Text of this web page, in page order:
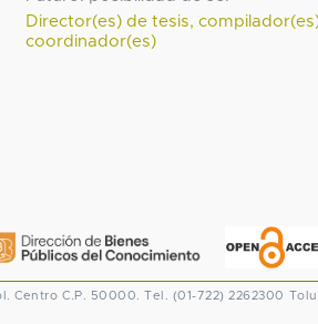
Director(es) de tesis,
coordinador(es)
Centro C.P. 50000. Tel. (01-722) 2262300